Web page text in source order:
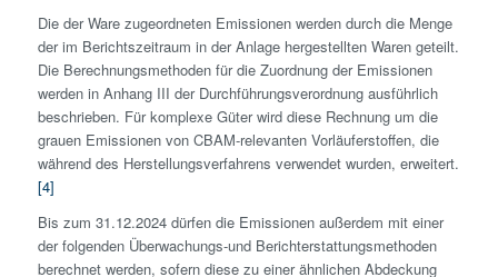
Die der Ware zugeordneten Emissionen werden durch die Menge
der im Berichtszeitraum in der Anlage hergestellten Waren geteilt.
Die Berechnungsmethoden für die Zuordnung der Emissionen
werden in Anhang III der Durchführungsverordnung ausführlich
beschrieben. Für komplexe Güter wird diese Rechnung um die
grauen Emissionen von CBAM-relevanten Vorläuferstoffen, die
während des Herstellungsverfahrens verwendet wurden, erweitert.
[4]
Bis zum 31.12.2024 dürfen die Emissionen außerdem mit einer
der folgenden Überwachungs-und Berichterstattungsmethoden
berechnet werden, sofern diese zu einer ähnlichen Abdeckung